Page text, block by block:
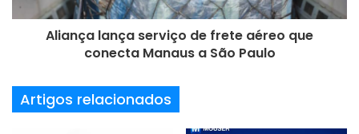
permite o acompanhamento em tempo real da geração de
energia e a integração com outros dispositivos
inteligentes da empresa. Para os integradores e
para configuração, monitoramento e gestão centralizada
Aliança lança serviço de frete aéreo que
conecta Manaus a São Paulo
Artigos relacionados